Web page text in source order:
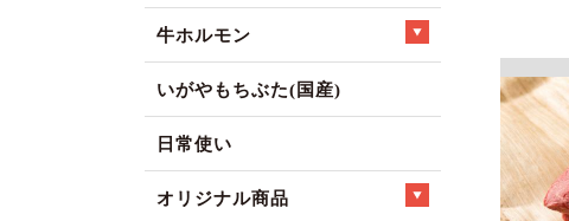
牛ホルモン
いがやもちぶた(国産)
日常使い
オリジナル商品